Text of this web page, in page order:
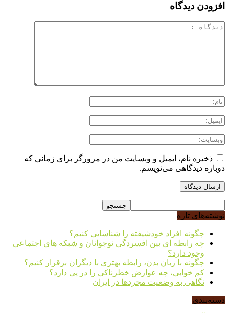
افزودن دیدگاه
ذخیره نام، ایمیل و وبسایت من در مرورگر برای زمانی که
دوباره دیدگاهی می‌نویسم.
نوشته‌های تازه
چگونه افراد خودشیفته را شناسایی کنیم؟
چه رابطه ای بین افسردگی نوجوانان و شبکه های اجتماعی
وجود دارد؟
چگونه با زبان بدن، رابطه بهتری با دیگران برقرار کنیم؟
کم خوابی، چه عوارض خطرناکی را در پی دارد؟
نگاهی به وضعیت مجردها در ایران
دسته‌بندی